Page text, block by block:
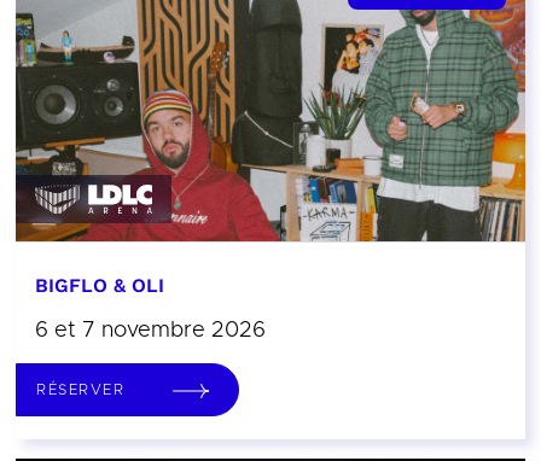
BIGFLO & OLI
6 et 7 novembre 2026
RÉSERVER